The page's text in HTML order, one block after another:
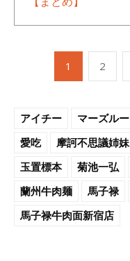
1 2
アイチー マーズルー
愛吃
摩訶不思議姉妹
玉置標本
菊池一弘
蘭州牛肉麺
馬子禄
馬子禄牛肉面新宿店